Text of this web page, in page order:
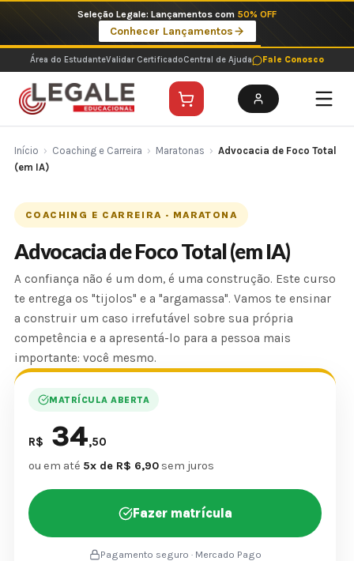
o
conteúdo
Seleção Legale: Lançamentos com 50% OFF
Conhecer Lançamentos
Área do EstudanteValidar CertificadoCentral de Ajuda Fale Conosco
Início › Coaching e Carreira › Maratonas › Advocacia de Foco Total
(em IA)
COACHING E CARREIRA · MARATONA
Advocacia de Foco Total (em IA)
A confiança não é um dom, é uma construção. Este curso
te entrega os "tijolos" e a "argamassa". Vamos te ensinar
a construir um caso irrefutável sobre sua própria
competência e a apresentá-lo para a pessoa mais
importante: você mesmo.
MATRÍCULA ABERTA
R$ 34,50
ou em até 5x de R$ 6,90 sem juros
Fazer matrícula
Pagamento seguro · Mercado Pago